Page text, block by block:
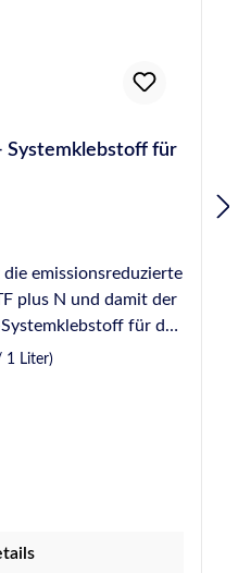
Systemklebstoff für
emissionsreduzierte
plus N und damit der
für das
ist aber auch für
Strong,
Universal SB und
1 Liter)